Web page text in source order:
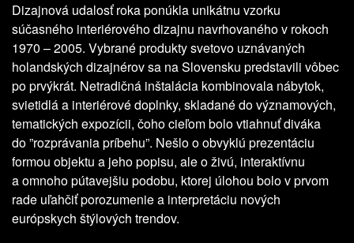
Dizajnová udalosť roka ponúkla unikátnu vzorku
súčasného interiérového dizajnu navrhovaného v rokoch
1970 – 2005. Vybrané produkty svetovo uznávaných
holandských dizajnérov sa na Slovensku predstavili vôbec
po prvýkrát. Netradičná inštalácia kombinovala nábytok,
svietidlá a interiérové doplnky, skladané do významových,
tematických expozícii, čoho cieľom bolo vtiahnuť diváka
do ”rozprávania príbehu”. Nešlo o obvyklú prezentáciu
formou objektu a jeho popisu, ale o živú, interaktívnu
a omnoho pútavejšiu podobu, ktorej úlohou bolo v prvom
rade uľahčiť porozumenie a interpretáciu nových
európskych štýlových trendov.